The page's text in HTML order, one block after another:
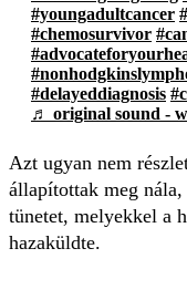
#youngadultcancer
#chemosurvivor
#delayeddiagnosis
♬ original sound -
Azt ugyan nem
állapítottak meg
tünetet, melyekkel a
hazaküldte.